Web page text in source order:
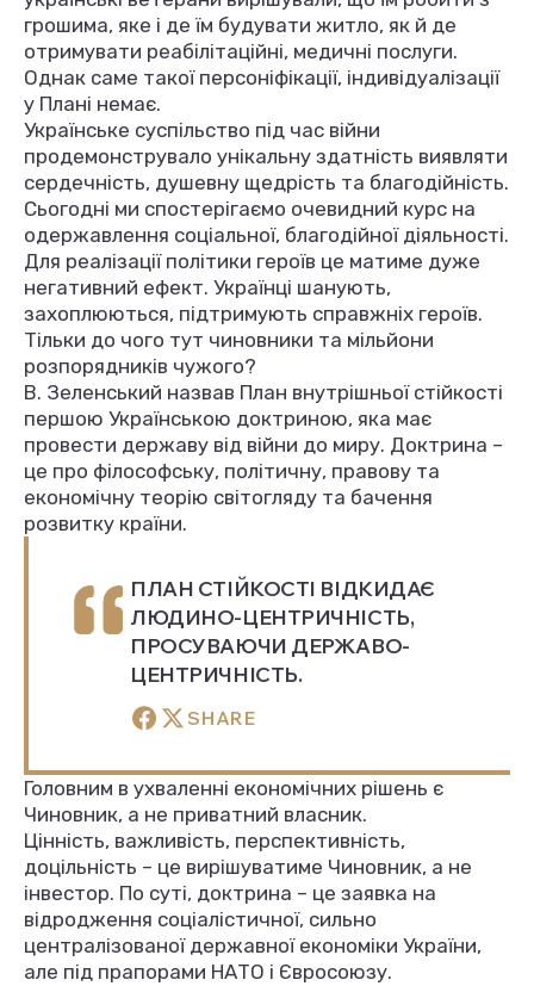
грошима, яке і де їм будувати житло, як й де
отримувати реабілітаційні, медичні послуги.
Однак саме такої персоніфікації, індивідуалізації
у Плані немає.
Українське суспільство під час війни
продемонструвало унікальну здатність виявляти
сердечність, душевну щедрість та благодійність.
Сьогодні ми спостерігаємо очевидний курс на
одержавлення соціальної, благодійної діяльності.
Для реалізації політики героїв це матиме дуже
негативний ефект. Українці шанують,
захоплюються, підтримують справжніх героїв.
Тільки до чого тут чиновники та мільйони
розпорядників чужого?
В. Зеленський назвав План внутрішньої стійкості
першою Українською доктриною, яка має
провести державу від війни до миру. Доктрина –
це про філософську, політичну, правову та
економічну теорію світогляду та бачення
розвитку країни.
ПЛАН СТІЙКОСТІ ВІДКИДАЄ
ЛЮДИНО-ЦЕНТРИЧНІСТЬ,
ПРОСУВАЮЧИ ДЕРЖАВО-
ЦЕНТРИЧНІСТЬ.
SHARE
Головним в ухваленні економічних рішень є
Чиновник, а не приватний власник.
Цінність, важливість, перспективність,
доцільність – це вирішуватиме Чиновник, а не
інвестор. По суті, доктрина – це заявка на
відродження соціалістичної, сильно
централізованої державної економіки України,
але під прапорами НАТО і Євросоюзу.